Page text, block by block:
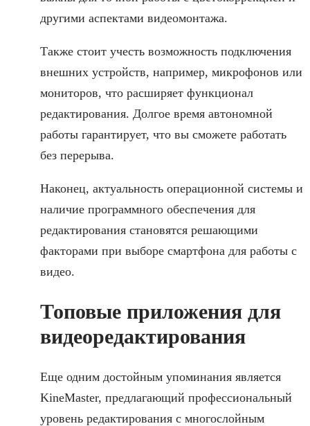
другими аспектами видеомонтажа.
Также стоит учесть возможность подключения
внешних устройств, например, микрофонов или
мониторов, что расширяет функционал
редактирования. Долгое время автономной
работы гарантирует, что вы сможете работать
без перерыва.
Наконец, актуальность операционной системы и
наличие программного обеспечения для
редактирования становятся решающими
факторами при выборе смартфона для работы с
видео.
Топовые приложения для
видеоредактирования
Еще одним достойным упоминания является
KineMaster, предлагающий профессиональный
уровень редактирования с многослойным